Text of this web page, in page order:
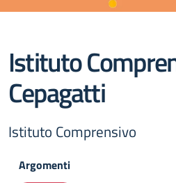
Istituto
Cepagatti
Istituto Comprensivo
Argomenti